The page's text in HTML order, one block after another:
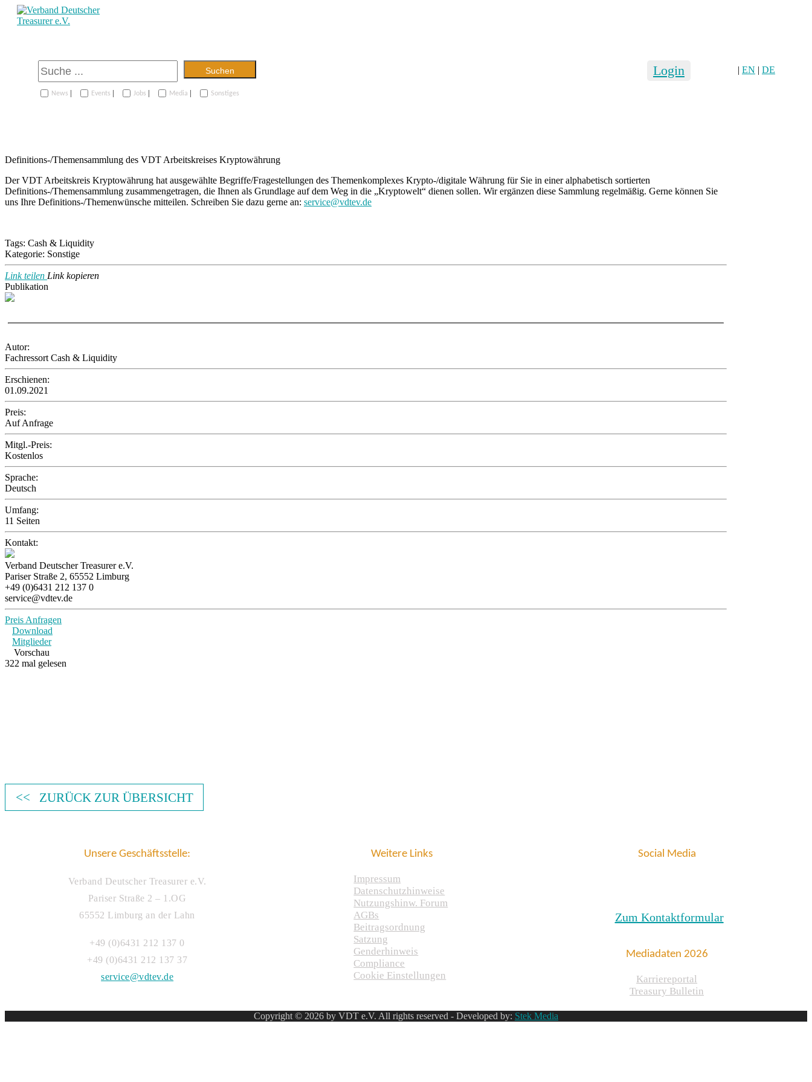
| EN | DE
Login
Suchen
News | Events | Jobs | Media | Sonstiges
Definitions-/Themensammlung des VDT Arbeitskreises Kryptowährung
Der VDT Arbeitskreis Kryptowährung hat ausgewählte Begriffe/Fragestellungen des Themenkomplexes Krypto-/digitale Währung für Sie in einer alphabetisch sortierten
Definitions-/Themensammlung zusammengetragen, die Ihnen als Grundlage auf dem Weg in die „Kryptowelt“ dienen sollen. Wir ergänzen diese Sammlung regelmäßig. Gerne können Sie
uns Ihre Definitions-/Themenwünsche mitteilen. Schreiben Sie dazu gerne an: service@vdtev.de
Tags: Cash & Liquidity
Kategorie: Sonstige
Link teilen Link kopieren
Publikation
Autor:
Fachressort Cash & Liquidity
Erschienen:
01.09.2021
Preis:
Auf Anfrage
Mitgl.-Preis:
Kostenlos
Sprache:
Deutsch
Umfang:
11 Seiten
Kontakt:
Verband Deutscher Treasurer e.V.
Pariser Straße 2, 65552 Limburg
+49 (0)6431 212 137 0
service@vdtev.de
Preis Anfragen
Download
Mitglieder
Vorschau
322 mal gelesen
<< ZURÜCK ZUR ÜBERSICHT
Unsere Geschäftsstelle:
Verband Deutscher Treasurer e.V.
Pariser Straße 2 – 1.OG
65552 Limburg an der Lahn
+49 (0)6431 212 137 0
+49 (0)6431 212 137 37
service@vdtev.de
Weitere Links
Impressum
Datenschutzhinweise
Nutzungshinw. Forum
AGBs
Beitragsordnung
Satzung
Genderhinweis
Compliance
Cookie Einstellungen
Social Media
Zum Kontaktformular
Mediadaten 2026
Karriereportal
Treasury Bulletin
Copyright © 2026 by VDT e.V. All rights reserved - Developed by: Stek Media